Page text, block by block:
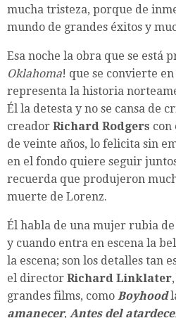
mucha tristeza, porque de
mundo de grandes éxitos y
Esa noche la obra que se está
Oklahoma! que se convierte
representa la historia
Él la detesta y no se cansa de
creador Richard Rodgers con
de veinte años, lo felicita sin
en el fondo quiere seguir
recuerda que produjeron
muerte de Lorenz.
Él habla de una mujer rubia
y cuando entra en escena la
la escena; son los detalles tan
el director Richard Linklater
grandes films, como Boyhood
amanecer, Antes del